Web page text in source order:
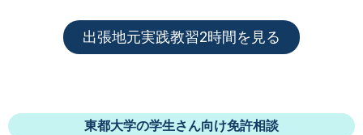
出張地元実践教習2時間を見る
東都大学の学生さん向け免許相談